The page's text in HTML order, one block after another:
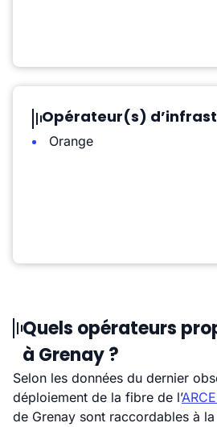
Opérateur(s)
Orange
Quels opérateurs
à Grenay ?
Selon les données du dernier
déploiement de la fibre de l’
de Grenay sont raccordables à